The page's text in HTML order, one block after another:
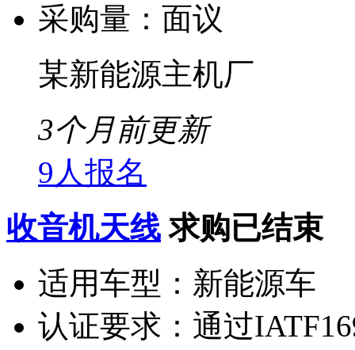
采购量： 面议
某新能源主机厂
3个月前更新
9人报名
收音机天线 求购已结束
适用车型： 新能源车
认证要求： 通过